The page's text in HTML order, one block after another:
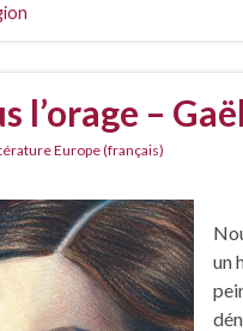
l’orage –
Europe (français)
un